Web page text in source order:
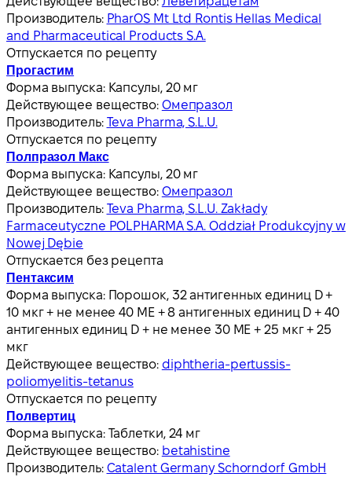
Производитель: PharOS Mt Ltd Rontis Hellas Medical
and Pharmaceutical Products S.A.
Отпускается по рецепту
Прогастим
Форма выпуска: Капсулы, 20 мг
Действующее вещество: Омепразол
Производитель: Teva Pharma, S.L.U.
Отпускается по рецепту
Полпразол Макс
Форма выпуска: Капсулы, 20 мг
Действующее вещество: Омепразол
Производитель: Teva Pharma, S.L.U. Zakłady
Farmaceutyczne POLPHARMA S.A. Oddział Produkcyjny w
Nowej Dębie
Отпускается без рецепта
Пентаксим
Форма выпуска: Порошок, 32 антигенных единиц D +
10 мкг + не менее 40 МЕ + 8 антигенных единиц D + 40
антигенных единиц D + не менее 30 МЕ + 25 мкг + 25
мкг
Действующее вещество: diphtheria-pertussis-
poliomyelitis-tetanus
Отпускается по рецепту
Полвертиц
Форма выпуска: Таблетки, 24 мг
Действующее вещество: betahistine
Производитель: Catalent Germany Schorndorf GmbH